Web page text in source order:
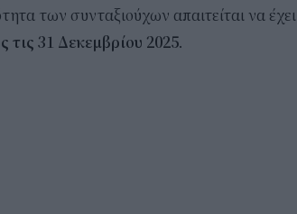
των συνταξιούχων απαιτείται να έχει
τις 31 Δεκεμβρίου 2025.